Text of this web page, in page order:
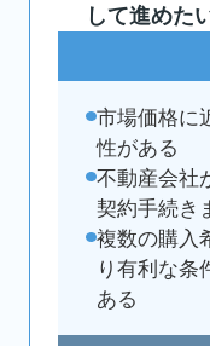
して進めた
市場価格に
性がある
不動産会社
契約手続き
複数の購入
り有利な条
ある